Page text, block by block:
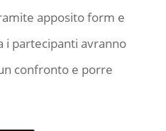
apposito form e
i partecipanti avranno
confronto e porre